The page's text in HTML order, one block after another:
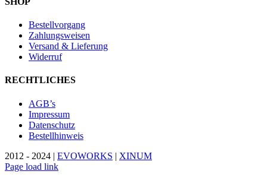
Bestellvorgang
Zahlungsweisen
Versand & Lieferung
Widerruf
RECHTLICHES
AGB’s
Impressum
Datenschutz
Bestellhinweis
2012 - 2024 | EVOWORKS | XINUM
Page load link